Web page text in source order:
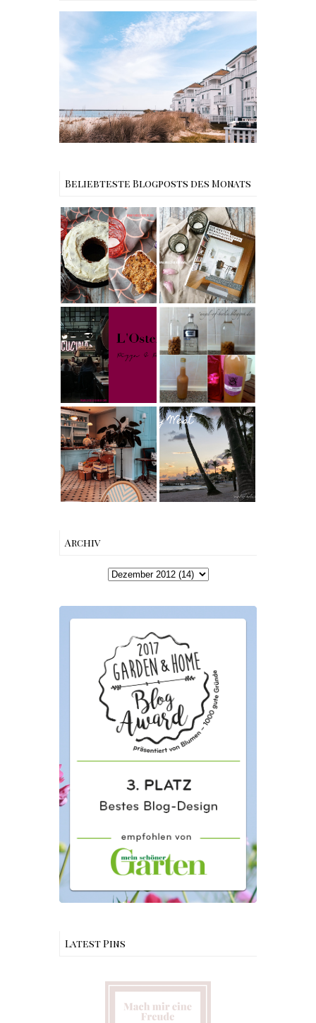
Reisen - Schleiregion
Beliebteste Blogposts des Monats
Rezept |
Weltbester
Carrot Cake
mit Cream
Cheese
Frosting nach
Cynthia
Barcomi –
einfach &
saftig
Buchtipps - Die
besten
Skandinavische
n Wohnhäuser |
The Nina
Edition
My Berlin -
L'Osteria | The
Nina Edition
Rezept |
Karamell-
Wodka selber
machen –
einfaches
Rezept &
Geschenkidee
Berlin | Café
L’Berg –
Französischer
Charme mitten
in Berlin-
Wilmersdorf
Reisen - Florida
Roadtrip Part II:
Miami South
Beach bis Key
West | The Nina
Edition
Archiv
Latest Pins